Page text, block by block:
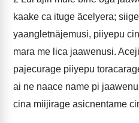
kaake ca ituge äcelyera;
yaangletnäjemusi, piiyepu
mara me lica jaawenusi.
pajecurage piiyepu
ai ne naace name pi
cina miijirage asicnentame